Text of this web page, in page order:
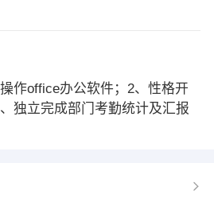
作office办公软件；2、性格开
独立完成部门考勤统计及汇报